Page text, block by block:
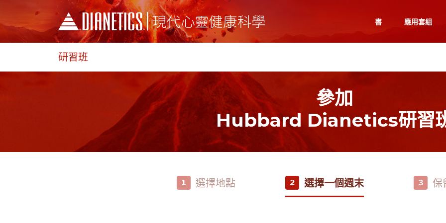
書 應用套組
研習班
參加
Hubbard Dianetics研習
1 選擇地點 2 選擇一個週末 3 保